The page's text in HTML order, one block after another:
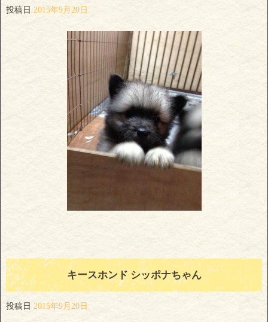
投稿日 2015年9月20日
キースホンド シッポナちゃん
投稿日 2015年9月20日